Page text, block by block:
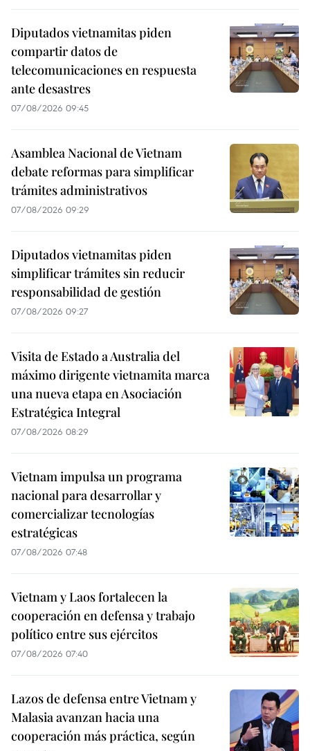
Diputados vietnamitas piden
compartir datos de
telecomunicaciones en respuesta
ante desastres
07/08/2026 09:45
Asamblea Nacional de Vietnam
debate reformas para simplificar
trámites administrativos
07/08/2026 09:29
Diputados vietnamitas piden
simplificar trámites sin reducir
responsabilidad de gestión
07/08/2026 09:27
Visita de Estado a Australia del
máximo dirigente vietnamita marca
una nueva etapa en Asociación
Estratégica Integral
07/08/2026 08:29
Vietnam impulsa un programa
nacional para desarrollar y
comercializar tecnologías
estratégicas
07/08/2026 07:48
Vietnam y Laos fortalecen la
cooperación en defensa y trabajo
político entre sus ejércitos
07/08/2026 07:40
Lazos de defensa entre Vietnam y
Malasia avanzan hacia una
cooperación más práctica, según